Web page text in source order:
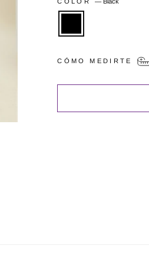
CÓMO MEDIRTE